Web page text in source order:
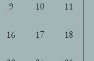
9 10 11
16 17 18